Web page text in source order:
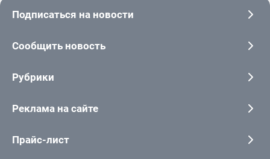
Подписаться на новости
Сообщить новость
Рубрики
Реклама на сайте
Прайс-лист